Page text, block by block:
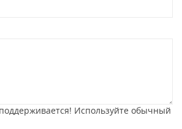
Используйте обычный